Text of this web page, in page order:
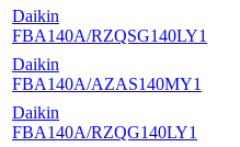
Daikin
FBA140A/RZQSG140LY1
Daikin
FBA140A/AZAS140MY1
Daikin
FBA140A/RZQG140LY1